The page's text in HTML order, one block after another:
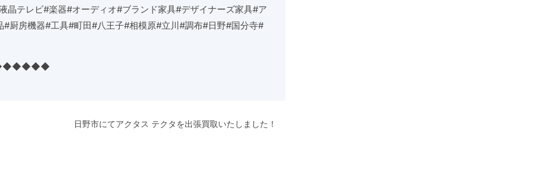
晶テレビ#楽器#オーディオ#ブランド家具#デザイナーズ家具#ア
#厨房機器#工具#町田#八王子#相模原#立川 #調布#日野#国分寺#
日野市にてアクタス テクタを出張買取いたしました！